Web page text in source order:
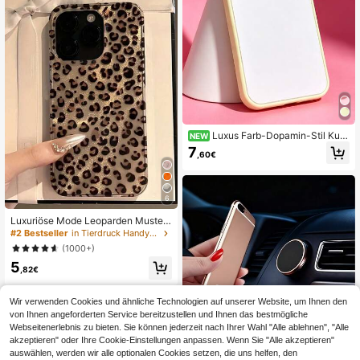
tag, Jahrestag, Feier-Geschenk
6
Luxuriöse Mode Leoparden Muster
Muschelstruktur Handyhülle kompa
tibel mit 16/15/14/13/12 Pro Max/11,
modischer stoßfester Schutzrücken
deckel, wasserdicht, kratzfest, Früh
lings Geschenk Party Geburtstag
#2 Bestseller
in Tierdruck Handyhüllen
(1000+)
5,82€
NEW Luxus Farb-Dopamin-Stil Kun
stleder Handyhülle kompatibel mit i
Phone 17 Pro Max 17 Pro 17 16 Pro
hutz stoßfeste Rückseite
7 ,60€
Wir verwenden Cookies und ähnliche Technologien auf unserer Website, um Ihnen den
von Ihnen angeforderten Service bereitzustellen und Ihnen das bestmögliche
Webseitenerlebnis zu bieten. Sie können jederzeit nach Ihrer Wahl "Alle ablehnen", "Alle
akzeptieren" oder Ihre Cookie-Einstellungen anpassen. Wenn Sie "Alle akzeptieren"
auswählen, werden wir alle optionalen Cookies setzen, die uns helfen, den